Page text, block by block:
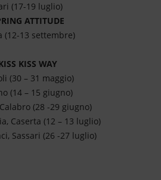
(17-19 luglio)
ATTITUDE
(12-13 settembre)
KISS WAY
(30 – 31 maggio)
(14 – 15 giugno)
(28 -29 giugno)
Caserta (12 – 13 luglio)
Sassari (26 -27 luglio)